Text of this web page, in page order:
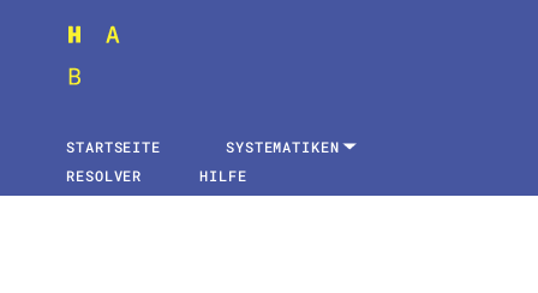
STARTSEITE
SYSTEMATIKEN
RESOLVER
HILFE